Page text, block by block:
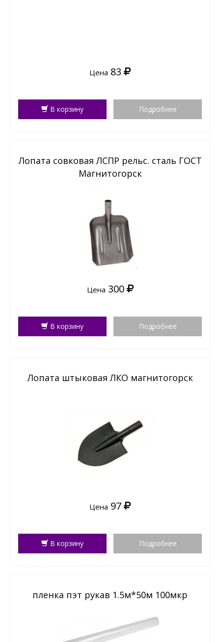
Цена 83
В корзину Подробнее
Лопата совковая ЛСПР рельс. сталь ГОСТ
Магнитогорск
Цена 300
В корзину Подробнее
Лопата штыковая ЛКО магнитогорск
Цена 97
В корзину Подробнее
пленка пэт рукав 1.5м*50м 100мкр